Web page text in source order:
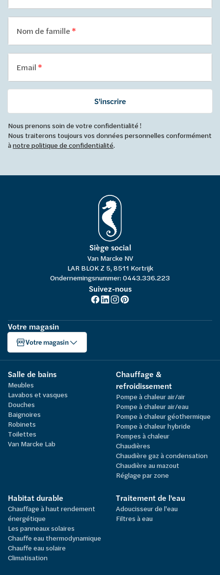
Nom de famille
Email
S'inscrire
Nous prenons soin de votre confidentialité !
Nous traiterons toujours vos données personnelles conformément
ànotre politique de confidentialité.
Siège social
Van Marcke NV
LAR BLOK Z 5, 8511 Kortrijk
Ondernemingsnummer: 0443.336.223
Suivez-nous
Votre magasin
Votre magasin
Salle de bains
Meubles
Lavabos et vasques
Douches
Baignoires
Robinets
Toilettes
Van Marcke Lab
Chauffage &
refroidissement
Pompe à chaleur air/air
Pompe à chaleur air/eau
Pompe à chaleur géothermique
Pompe à chaleur hybride
Pompes à chaleur
Chaudières
Chaudière gaz à condensation
Chaudière au mazout
Réglage par zone
Habitat durable
Chauffage à haut rendement
énergétique
Les panneaux solaires
Chauffe eau thermodynamique
Chauffe eau solaire
Climatisation
Traitement de l'eau
Adoucisseur de l'eau
Filtres à eau